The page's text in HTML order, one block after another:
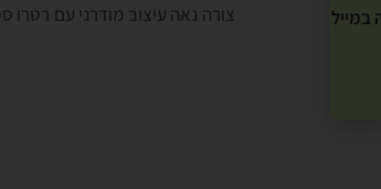
צורה נאה עיצוב מודרני עם רטרו
במייל שלך! »